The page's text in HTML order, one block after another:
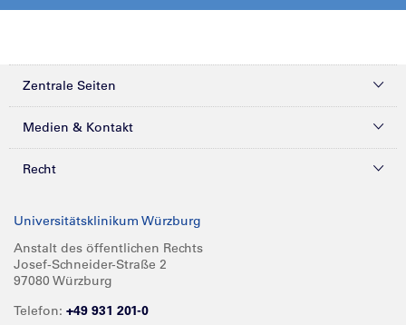
Zentrale Seiten
Kliniken & Zentren
Forschung
Karriere
Medien & Kontakt
Presse
Glossar
Spenden
Recht
Compliance
Impressum
Barrierefreiheit
Universitätsklinikum Würzburg
Anstalt des öffentlichen Rechts
Josef-Schneider-Straße 2
97080 Würzburg
Telefon: +49 931 201-0